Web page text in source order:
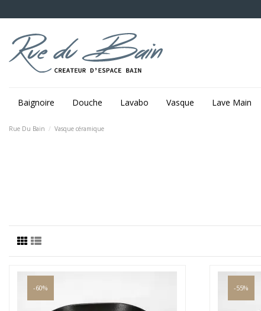
Baignoire Douche Lavabo Vasque Lave Main
Rue Du Bain Vasque céramique
-60% -55%